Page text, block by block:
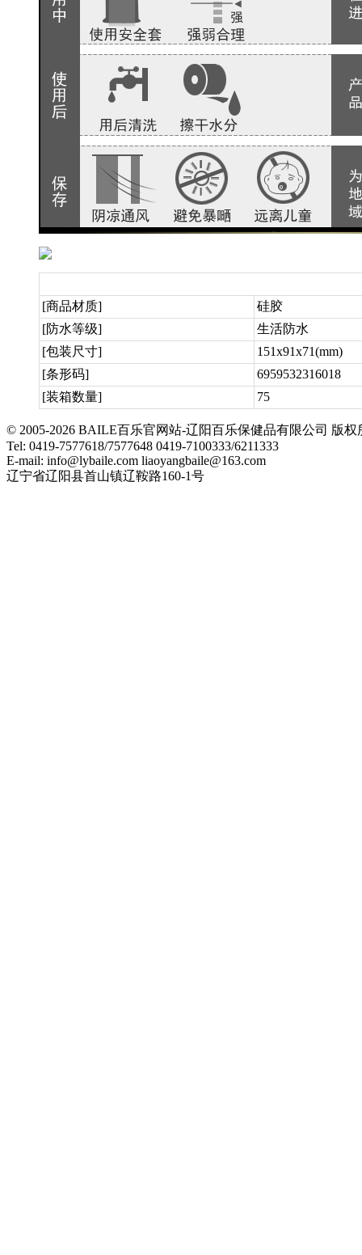
[商品材质]
硅胶
[防水等级]
生活防水
[包装尺寸]
151x91x71(mm)
[条形码]
6959532316018
[装箱数量]
75
© 2005-2026 BAILE百乐官网站-辽阳百乐保健品有限公司 版
Tel: 0419-7577618/7577648 0419-7100333/6211333
E-mail: info@lybaile.com liaoyangbaile@163.com
辽宁省辽阳县首山镇辽鞍路160-1号